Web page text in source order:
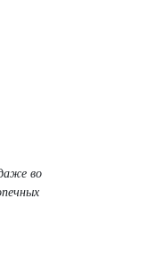
во